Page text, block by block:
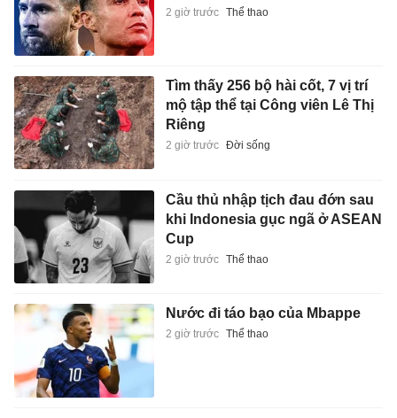
2 giờ trước Thể thao
Tìm thấy 256 bộ hài cốt, 7 vị trí
mộ tập thể tại Công viên Lê Thị
Riêng
2 giờ trước Đời sống
Cầu thủ nhập tịch đau đớn sau
khi Indonesia gục ngã ở ASEAN
Cup
2 giờ trước Thể thao
Nước đi táo bạo của Mbappe
2 giờ trước Thể thao